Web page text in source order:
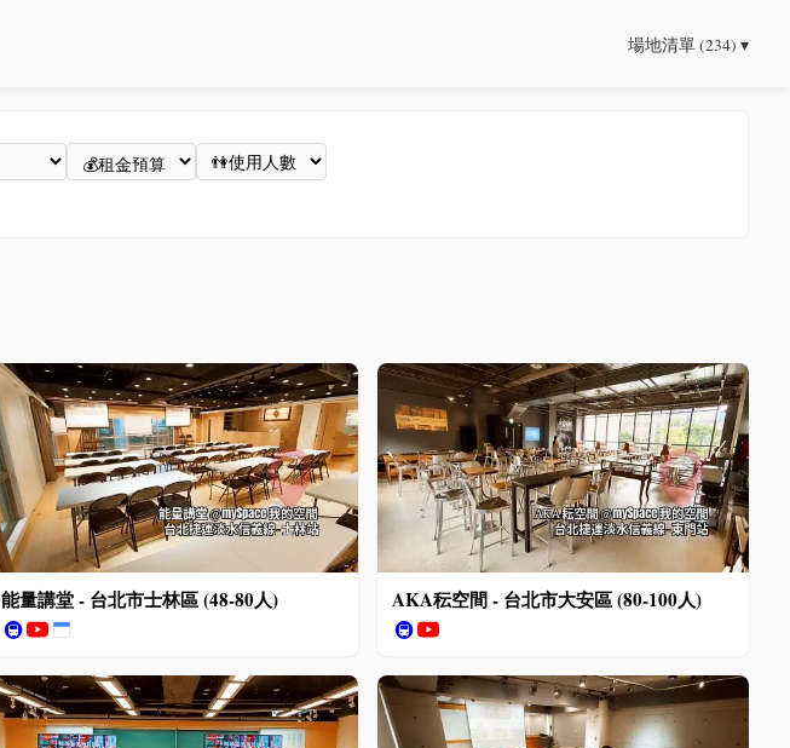
場地清單 (234) ▾
能量講堂 - 台北市士林區 (48-80人)
🚇
AKA秐空間 - 台北市大安區 (80-100人)
🚇